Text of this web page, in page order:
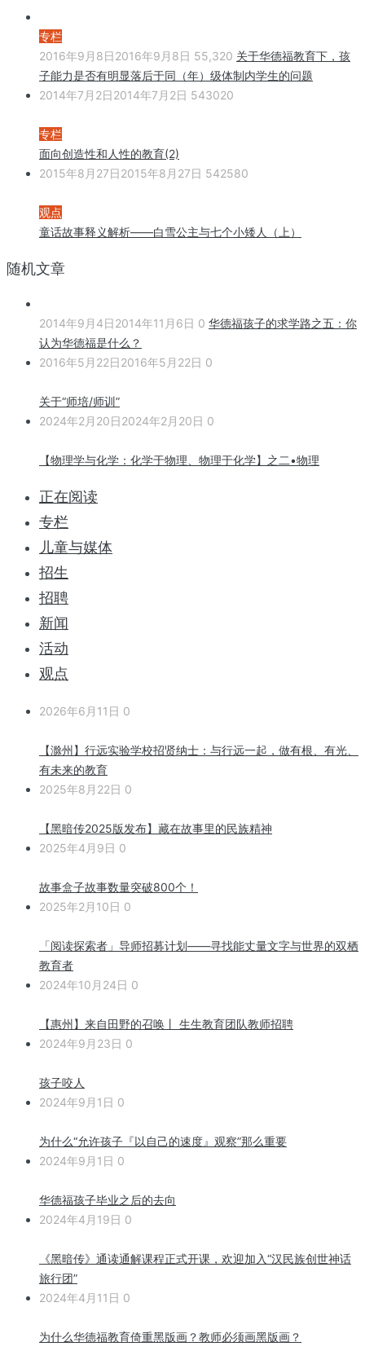
专栏
2016年9月8日2016年9月8日 55,320 关于华德福教育下，孩
子能力是否有明显落后于同（年）级体制内学生的问题
2014年7月2日2014年7月2日 543020
专栏
面向创造性和人性的教育(2)
2015年8月27日2015年8月27日 542580
观点
童话故事释义解析——白雪公主与七个小矮人（上）
随机文章
2014年9月4日2014年11月6日 0 华德福孩子的求学路之五：你
认为华德福是什么？
2016年5月22日2016年5月22日 0
关于“师培/师训”
2024年2月20日2024年2月20日 0
【物理学与化学：化学于物理、物理于化学】之二•物理
正在阅读
专栏
儿童与媒体
招生
招聘
新闻
活动
观点
2026年6月11日 0
【滁州】行远实验学校招贤纳士：与行远一起，做有根、有光、
有未来的教育
2025年8月22日 0
【黑暗传2025版发布】藏在故事里的民族精神
2025年4月9日 0
故事盒子故事数量突破800个！
2025年2月10日 0
「阅读探索者」导师招募计划——寻找能丈量文字与世界的双栖
教育者
2024年10月24日 0
【惠州】来自田野的召唤丨 生生教育团队教师招聘
2024年9月23日 0
孩子咬人
2024年9月1日 0
为什么“允许孩子『以自己的速度』观察”那么重要
2024年9月1日 0
华德福孩子毕业之后的去向
2024年4月19日 0
《黑暗传》通读通解课程正式开课，欢迎加入“汉民族创世神话
旅行团”
2024年4月11日 0
为什么华德福教育倚重黑版画？教师必须画黑版画？